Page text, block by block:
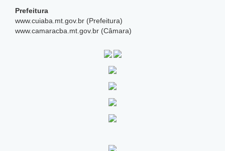
Prefeitura
www.cuiaba.mt.gov.br (Prefeitura)
www.camaracba.mt.gov.br (Câmara)